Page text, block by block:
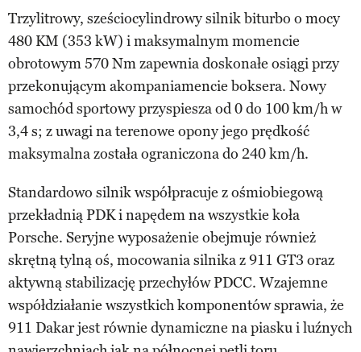
Trzylitrowy, sześciocylindrowy silnik biturbo o mocy
480 KM (353 kW) i maksymalnym momencie
obrotowym 570 Nm zapewnia doskonałe osiągi przy
przekonującym akompaniamencie boksera. Nowy
samochód sportowy przyspiesza od 0 do 100 km/h w
3,4 s; z uwagi na terenowe opony jego prędkość
maksymalna została ograniczona do 240 km/h.
Standardowo silnik współpracuje z ośmiobiegową
przekładnią PDK i napędem na wszystkie koła
Porsche. Seryjne wyposażenie obejmuje również
skrętną tylną oś, mocowania silnika z 911 GT3 oraz
aktywną stabilizację przechyłów PDCC. Wzajemne
współdziałanie wszystkich komponentów sprawia, że
911 Dakar jest równie dynamiczne na piasku i luźnych